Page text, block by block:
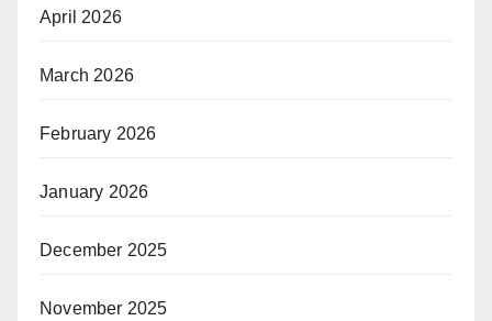
April 2026
March 2026
February 2026
January 2026
December 2025
November 2025